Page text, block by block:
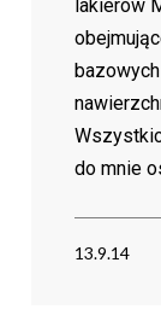
lakierów
do mnie
13.9.14